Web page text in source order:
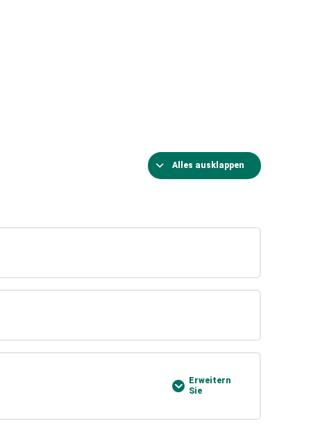
Alles ausklappen
Erweitern
Sie